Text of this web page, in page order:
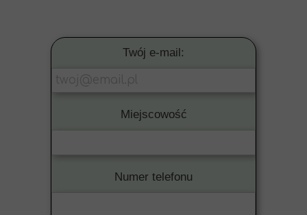
Twój e-mail:
Miejscowość
Numer telefonu